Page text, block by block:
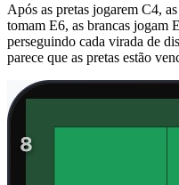
Após as pretas jogarem C4,
tomam E6, as brancas jogam
perseguindo cada virada de
parece que as pretas estão